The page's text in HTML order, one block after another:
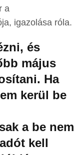
a
igazolása róla.
és
május
Ha
kerül be
a be nem
kell